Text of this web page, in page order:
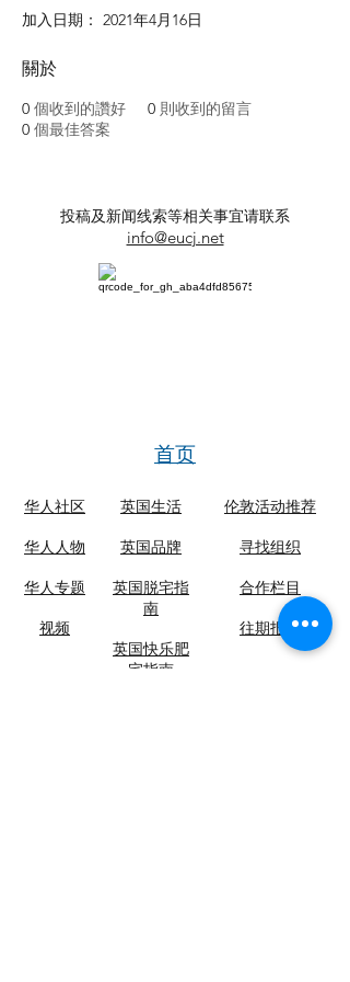
加入日期： 2021年4月16日
關於
0 個收到的讚好 0 則收到的留言
0 個最佳答案
投稿及新闻线索等相关事宜请联系
info@eucj.net
首页
华人社区
华人人物
华人专题
视频
英国生活​
英国品牌
英国脱宅指
南
英国快乐肥
宅指南
伦敦活动推荐
​寻找组织
合作栏目
​往期报纸